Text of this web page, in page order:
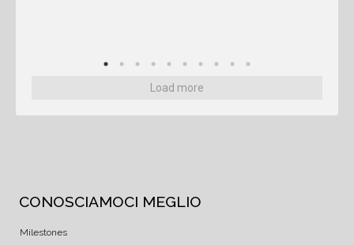
Load more
CONOSCIAMOCI MEGLIO
Milestones